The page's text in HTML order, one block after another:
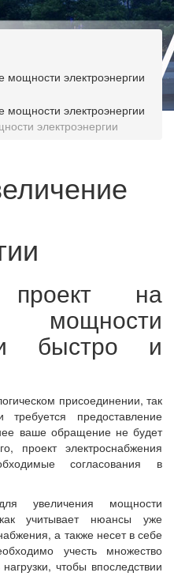
электроэнергии
проект на
мощности
быстро и
присоединении, так
предоставление
ваше обращение не будет
проект электроснабжения
согласования в
увеличения мощности
учитывает нюансы уже
а также несет в себе
учесть множество
чтобы впоследствии